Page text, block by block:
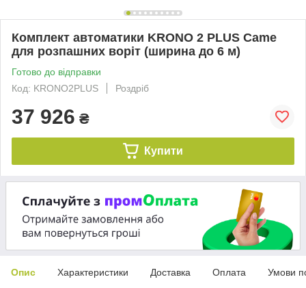
Комплект автоматики KRONO 2 PLUS Came
для розпашних воріт (ширина до 6 м)
Готово до відправки
Код: KRONO2PLUS
Роздріб
37 926 ₴
Купити
Опис Характеристики Доставка Оплата Умови